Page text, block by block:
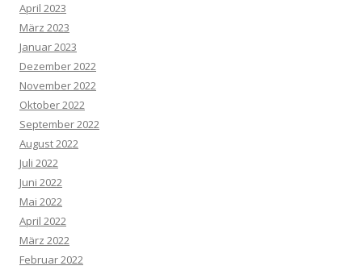
April 2023
März 2023
Januar 2023
Dezember 2022
November 2022
Oktober 2022
September 2022
August 2022
Juli 2022
Juni 2022
Mai 2022
April 2022
März 2022
Februar 2022